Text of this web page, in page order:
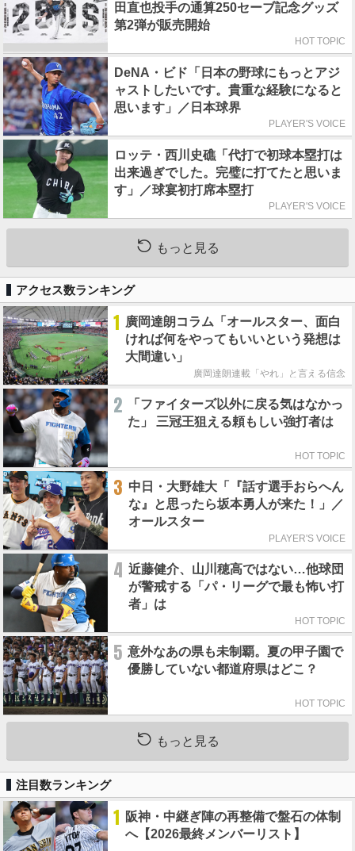
田直也投手の通算250セーブ記念グッズ
第2弾が販売開始
HOT TOPIC
DeNA・ビド「日本の野球にもっとアジ
ャストしたいです。貴重な経験になると
思います」／日本球界
PLAYER'S VOICE
ロッテ・西川史礁「代打で初球本塁打は
出来過ぎでした。完璧に打てたと思いま
す」／球宴初打席本塁打
PLAYER'S VOICE
もっと見る
アクセス数ランキング
1 廣岡達朗コラム「オールスター、面白
ければ何をやってもいいという発想は
大間違い」
廣岡達朗連載「やれ」と言える信念
2
「ファイターズ以外に戻る気はなかっ
た」 三冠王狙える頼もしい強打者は
HOT TOPIC
3 中日・大野雄大「『話す選手おらへん
な』と思ったら坂本勇人が来た！」／
オールスター
PLAYER'S VOICE
4 近藤健介、山川穂高ではない…他球団
が警戒する「パ・リーグで最も怖い打
者」は
HOT TOPIC
5 意外なあの県も未制覇。夏の甲子園で
優勝していない都道府県はどこ？
HOT TOPIC
もっと見る
注目数ランキング
1 阪神・中継ぎ陣の再整備で盤石の体制
へ【2026最終メンバーリスト】